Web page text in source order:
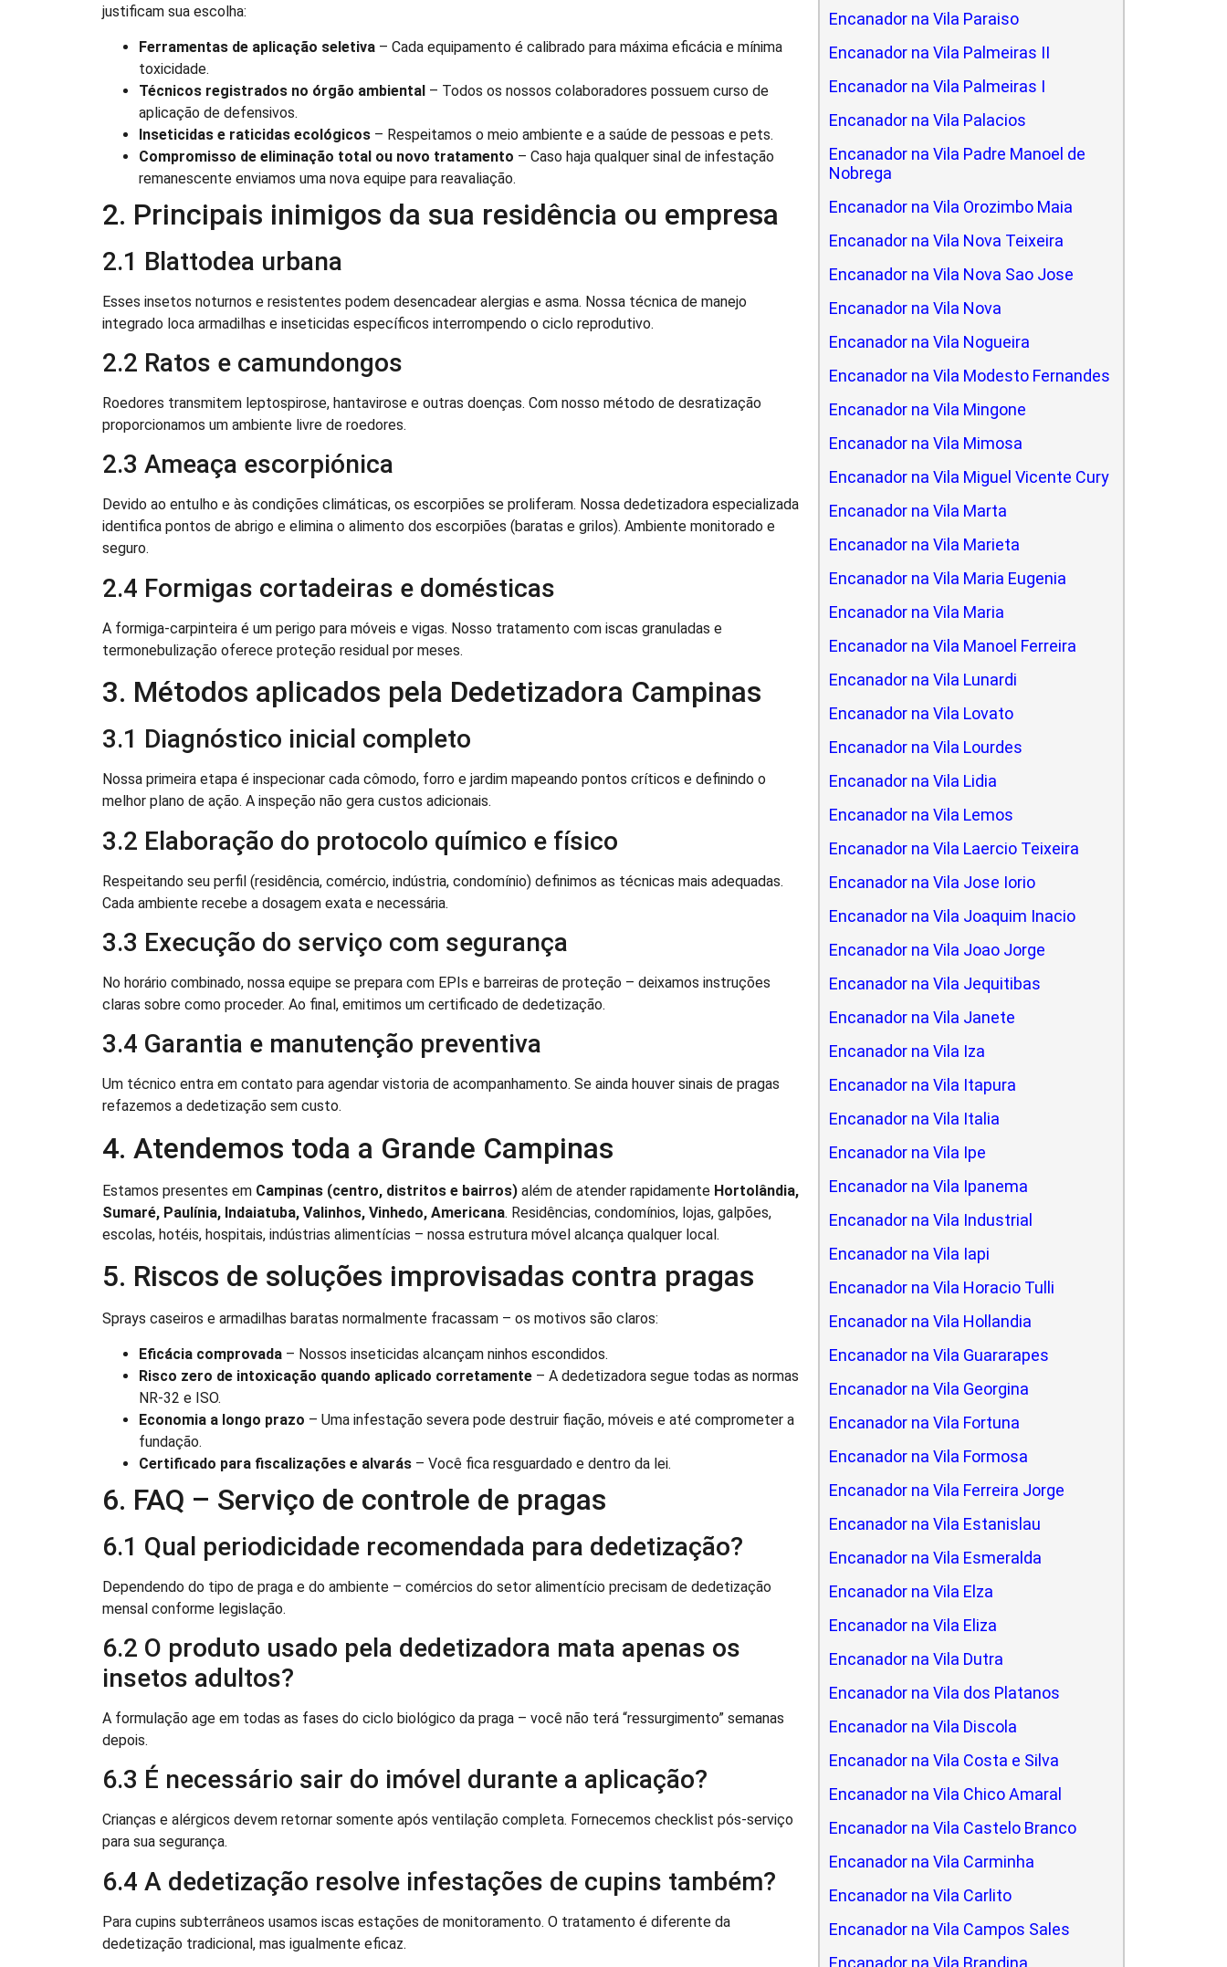
justificam sua escolha:
Ferramentas de aplicação seletiva – Cada equipamento é calibrado para máxima eficácia e mínima
toxicidade.
Técnicos registrados no órgão ambiental – Todos os nossos colaboradores possuem curso de
aplicação de defensivos.
Inseticidas e raticidas ecológicos – Respeitamos o meio ambiente e a saúde de pessoas e pets.
Compromisso de eliminação total ou novo tratamento – Caso haja qualquer sinal de infestação
remanescente enviamos uma nova equipe para reavaliação.
2. Principais inimigos da sua residência ou empresa
2.1 Blattodea urbana
Esses insetos noturnos e resistentes podem desencadear alergias e asma. Nossa técnica de manejo
integrado loca armadilhas e inseticidas específicos interrompendo o ciclo reprodutivo.
2.2 Ratos e camundongos
Roedores transmitem leptospirose, hantavirose e outras doenças. Com nosso método de desratização
proporcionamos um ambiente livre de roedores.
2.3 Ameaça escorpiónica
Devido ao entulho e às condições climáticas, os escorpiões se proliferam. Nossa dedetizadora especializada
identifica pontos de abrigo e elimina o alimento dos escorpiões (baratas e grilos). Ambiente monitorado e
seguro.
2.4 Formigas cortadeiras e domésticas
A formiga-carpinteira é um perigo para móveis e vigas. Nosso tratamento com iscas granuladas e
termonebulização oferece proteção residual por meses.
3. Métodos aplicados pela Dedetizadora Campinas
3.1 Diagnóstico inicial completo
Nossa primeira etapa é inspecionar cada cômodo, forro e jardim mapeando pontos críticos e definindo o
melhor plano de ação. A inspeção não gera custos adicionais.
3.2 Elaboração do protocolo químico e físico
Respeitando seu perfil (residência, comércio, indústria, condomínio) definimos as técnicas mais adequadas.
Cada ambiente recebe a dosagem exata e necessária.
3.3 Execução do serviço com segurança
No horário combinado, nossa equipe se prepara com EPIs e barreiras de proteção – deixamos instruções
claras sobre como proceder. Ao final, emitimos um certificado de dedetização.
3.4 Garantia e manutenção preventiva
Um técnico entra em contato para agendar vistoria de acompanhamento. Se ainda houver sinais de pragas
refazemos a dedetização sem custo.
4. Atendemos toda a Grande Campinas
Estamos presentes em Campinas (centro, distritos e bairros) além de atender rapidamente Hortolândia,
Sumaré, Paulínia, Indaiatuba, Valinhos, Vinhedo, Americana. Residências, condomínios, lojas, galpões,
escolas, hotéis, hospitais, indústrias alimentícias – nossa estrutura móvel alcança qualquer local.
5. Riscos de soluções improvisadas contra pragas
Sprays caseiros e armadilhas baratas normalmente fracassam – os motivos são claros:
Eficácia comprovada – Nossos inseticidas alcançam ninhos escondidos.
Risco zero de intoxicação quando aplicado corretamente – A dedetizadora segue todas as normas
NR-32 e ISO.
Economia a longo prazo – Uma infestação severa pode destruir fiação, móveis e até comprometer a
fundação.
Certificado para fiscalizações e alvarás – Você fica resguardado e dentro da lei.
6. FAQ – Serviço de controle de pragas
6.1 Qual periodicidade recomendada para dedetização?
Dependendo do tipo de praga e do ambiente – comércios do setor alimentício precisam de dedetização
mensal conforme legislação.
6.2 O produto usado pela dedetizadora mata apenas os
insetos adultos?
A formulação age em todas as fases do ciclo biológico da praga – você não terá “ressurgimento” semanas
depois.
6.3 É necessário sair do imóvel durante a aplicação?
Crianças e alérgicos devem retornar somente após ventilação completa. Fornecemos checklist pós-serviço
para sua segurança.
6.4 A dedetização resolve infestações de cupins também?
Para cupins subterrâneos usamos iscas estações de monitoramento. O tratamento é diferente da
dedetização tradicional, mas igualmente eficaz.
Encanador na Vila Paraiso
Encanador na Vila Palmeiras II
Encanador na Vila Palmeiras I
Encanador na Vila Palacios
Encanador na Vila Padre Manoel de
Nobrega
Encanador na Vila Orozimbo Maia
Encanador na Vila Nova Teixeira
Encanador na Vila Nova Sao Jose
Encanador na Vila Nova
Encanador na Vila Nogueira
Encanador na Vila Modesto Fernandes
Encanador na Vila Mingone
Encanador na Vila Mimosa
Encanador na Vila Miguel Vicente Cury
Encanador na Vila Marta
Encanador na Vila Marieta
Encanador na Vila Maria Eugenia
Encanador na Vila Maria
Encanador na Vila Manoel Ferreira
Encanador na Vila Lunardi
Encanador na Vila Lovato
Encanador na Vila Lourdes
Encanador na Vila Lidia
Encanador na Vila Lemos
Encanador na Vila Laercio Teixeira
Encanador na Vila Jose Iorio
Encanador na Vila Joaquim Inacio
Encanador na Vila Joao Jorge
Encanador na Vila Jequitibas
Encanador na Vila Janete
Encanador na Vila Iza
Encanador na Vila Itapura
Encanador na Vila Italia
Encanador na Vila Ipe
Encanador na Vila Ipanema
Encanador na Vila Industrial
Encanador na Vila Iapi
Encanador na Vila Horacio Tulli
Encanador na Vila Hollandia
Encanador na Vila Guararapes
Encanador na Vila Georgina
Encanador na Vila Fortuna
Encanador na Vila Formosa
Encanador na Vila Ferreira Jorge
Encanador na Vila Estanislau
Encanador na Vila Esmeralda
Encanador na Vila Elza
Encanador na Vila Eliza
Encanador na Vila Dutra
Encanador na Vila dos Platanos
Encanador na Vila Discola
Encanador na Vila Costa e Silva
Encanador na Vila Chico Amaral
Encanador na Vila Castelo Branco
Encanador na Vila Carminha
Encanador na Vila Carlito
Encanador na Vila Campos Sales
Encanador na Vila Brandina